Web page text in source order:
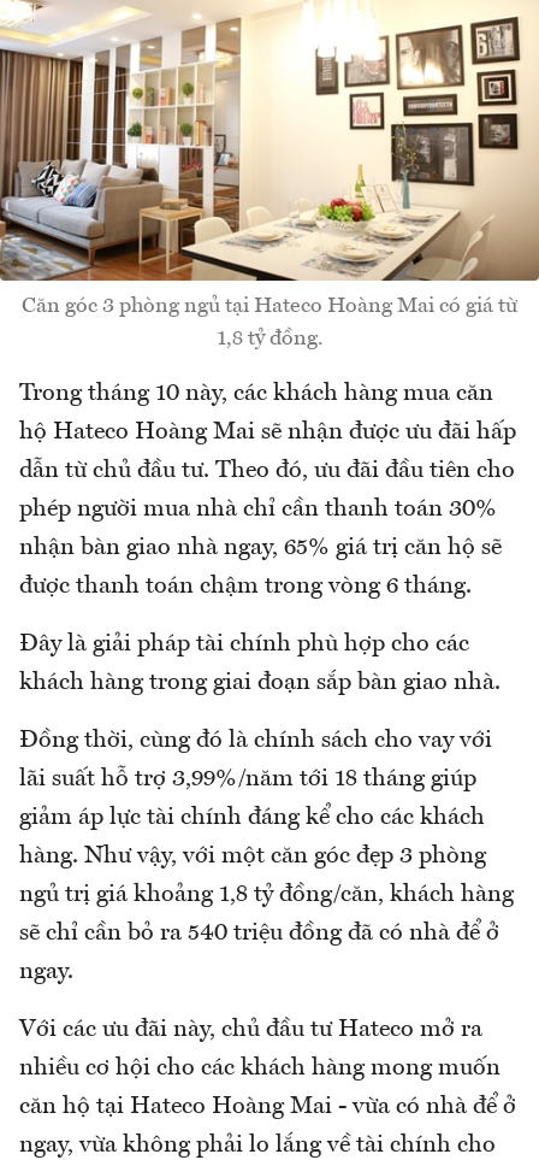
Căn góc 3 phòng ngủ tại Hateco Hoàng Mai có giá từ
1,8 tỷ đồng.
Trong tháng 10 này, các khách hàng mua căn
hộ Hateco Hoàng Mai sẽ nhận được ưu đãi hấp
dẫn từ chủ đầu tư. Theo đó, ưu đãi đầu tiên cho
phép người mua nhà chỉ cần thanh toán 30%
nhận bàn giao nhà ngay, 65% giá trị căn hộ sẽ
được thanh toán chậm trong vòng 6 tháng.
Đây là giải pháp tài chính phù hợp cho các
khách hàng trong giai đoạn sắp bàn giao nhà.
Đồng thời, cùng đó là chính sách cho vay với
lãi suất hỗ trợ 3,99%/năm tới 18 tháng giúp
giảm áp lực tài chính đáng kể cho các khách
hàng. Như vậy, với một căn góc đẹp 3 phòng
ngủ trị giá khoảng 1,8 tỷ đồng/căn, khách hàng
sẽ chỉ cần bỏ ra 540 triệu đồng đã có nhà để ở
ngay.
Với các ưu đãi này, chủ đầu tư Hateco mở ra
nhiều cơ hội cho các khách hàng mong muốn
căn hộ tại Hateco Hoàng Mai - vừa có nhà để ở
ngay, vừa không phải lo lắng về tài chính cho